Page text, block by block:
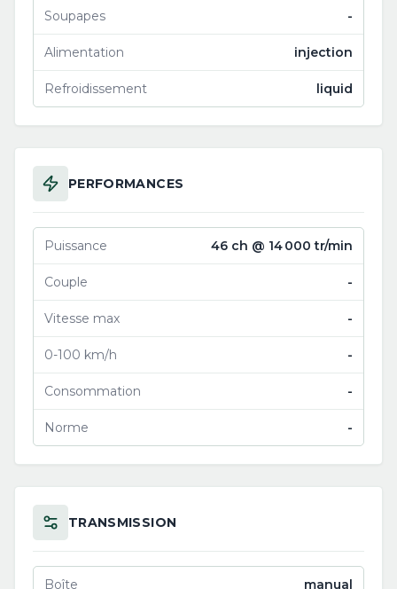
Soupapes -
Alimentation injection
Refroidissement liquid
PERFORMANCES
Puissance 46 ch @ 14 000 tr/min
Couple -
Vitesse max -
0-100 km/h -
Consommation -
Norme -
TRANSMISSION
Boîte manual